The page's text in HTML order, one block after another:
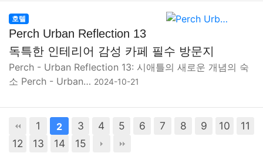
호텔
Perch Urban Reflection 13
독특한 인테리어 감성 카페 필수 방문지
Perch - Urban Reflection 13: 시애틀의 새로운 개념의 숙
소 Perch - Urban… 2024-10-21
1 2 3 4 5 6 7 8 9 10
11
12
13 14 15